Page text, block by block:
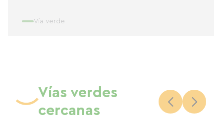
Vía verde
Vías verdes
cercanas